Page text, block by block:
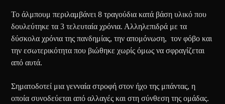
Το άλμπουμ περιλαμβάνει 8 τραγούδια κατά βάση υλικό που
δουλεύτηκε τα 3 τελευταία χρόνια. Αλληλεπιδρά με τα
δύσκολα χρόνια της πανδημίας, την απομόνωση, τον φόβο και
την εσωτερικότητα που βιώθηκε χωρίς όμως να σφραγίζεται
από αυτά.
Σηματοδοτεί μια γενναία στροφή στον ήχο της μπάντας, η
οποία συνοδεύεται από αλλαγές και στη σύνθεση της ομάδας.